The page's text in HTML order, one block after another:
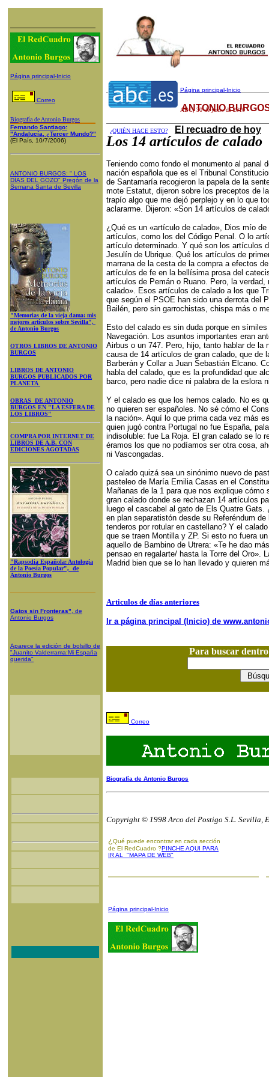
Página principal-Inicio
Correo
Biografía de Antonio Burgos
Fernando Santiago:
"Andalucía, ¿Tercer Mundo?"
(El País, 10/7/2006)
ANTONIO BURGOS: " LOS
DÍAS DEL GOZO" Pregón de la
Semana Santa de Sevilla
"Memorias de la vieja dama: mis
mejores artículos sobre Sevilla",
de Antonio Burgos
OTROS LIBROS DE ANTONIO
BURGOS
LIBROS DE ANTONIO
BURGOS PUBLICADOS POR
PLANETA
OBRAS DE ANTONIO
BURGOS EN "LA ESFERA DE
LOS LIBROS"
COMPRA POR INTERNET DE
LIBROS DE A.B. CON
EDICIONES AGOTADAS
"Rapsodia Española: Antología
de la Poesía Popular", de
Antonio Burgos
Gatos sin Fronteras" , de
Antonio Burgos
Aparece la edición de bolsillo de
"Juanito Valderrama:Mi España
querida"
Página principal-Inicio
ABC, 30de junio de 2010
¿QUIÉN HACE ESTO? El recuadro de hoy
ANTONIO
Los 14 artículos de calado
Teniendo como fondo el monumento al panal
nación española que es el Tribunal
de Santamaría recogieron la papela de la
mote Estatut, dijeron sobre los preceptos de
trapío algo que me dejó perplejo y en lo que
aclararme. Dijeron: «Son 14 artículos de
¿Qué es un «artículo de calado», Dios mío
artículos, como los del Código Penal. O lo
artículo determinado. Y qué son los artículos
Jesulín de Ubrique. Qué los artículos de
marrana de la cesta de la compra a efectos
artículos de fe en la bellísima prosa del
artículos de Pemán o Ruano. Pero, la
calado». Esos artículos de calado a los que
que según el PSOE han sido una derrota del
Bailén, pero sin garrochistas, chispa más o
Esto del calado es sin duda porque en
Navegación. Los asuntos importantes eran
Airbus o un 747. Pero, hijo, tanto hablar de la
causa de 14 artículos de gran calado, que de
Barberán y Collar a Juan Sebastián Elcano.
habla del calado, que es la profundidad que
barco, pero nadie dice ni palabra de la eslora
Y el calado es que los hemos calado. No es
no quieren ser españoles. No sé cómo el
la nación». Aquí lo que prima cada vez más
quien jugó contra Portugal no fue España,
indisoluble: fue La Roja. El gran calado se lo
éramos los que no podíamos ser otra cosa,
ni Vascongadas.
O calado quizá sea un sinónimo nuevo de
pasteleo de María Emilia Casas en el
Mañanas de la 1 para que nos explique
gran calado donde se rechazan 14 artículos
luego el cascabel al gato de Els Quatre
en plan separatistón desde su Referéndum
tenderos por rotular en castellano? Y el
que se traen Montilla y ZP. Si esto no fuera
aquello de Bambino de Utrera: «Te he dao
pensao en regalarte/ hasta la Torre del Oro».
Madrid bien que se lo han llevado y quieren
Articulos de días anteriores
Ir a página principal (Inicio) de
Para buscar
Correo
Biografía de Antonio Burgos
Copyright © 1998 Arco del Postigo S.L. Sevilla,
¿ Qué puede encontrar en cada sección
de El RedCuadro ?PINCHE AQUI PARA
IR AL "MAPA DE WEB"
Página principal-Inicio